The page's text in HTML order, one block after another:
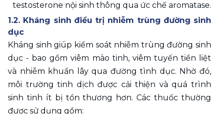
testosterone nội sinh thông qua ức chế aromatase.
1.2. Kháng sinh điều trị nhiễm trùng đường sinh
dục
Kháng sinh giúp kiểm soát nhiễm trùng đường sinh
dục - bao gồm viêm mào tinh, viêm tuyến tiền liệt
và nhiễm khuẩn lây qua đường tình dục. Nhờ đó,
môi trường tinh dịch được cải thiện và quá trình
sinh tinh ít bị tổn thương hơn. Các thuốc thường
được sử dụng gồm: